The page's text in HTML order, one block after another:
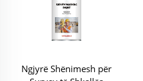
Ngjyrë Shënimesh për